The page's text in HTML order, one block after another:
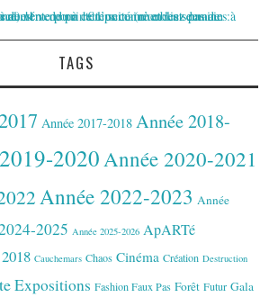
TAGS
Année 2017-2018 Année 2018-
2020Année 2020-2021
Année 2022-2023 Année
2025 Année 2025-2026 ApARTé
Cauchemars Chaos Cinéma Création Destruction
Expositions Fashion Faux Pas Forêt Futur Gala